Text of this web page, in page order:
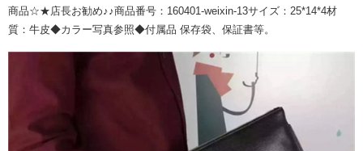
商品☆★店長お勧め♪♪商品番号：160401-weixin-13サイズ：25*14*4材
質：牛皮◆カラー写真参照◆付属品 保存袋、保証書等。